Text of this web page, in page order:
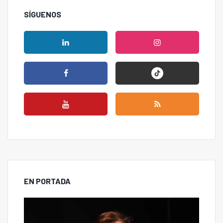
SÍGUENOS
EN PORTADA